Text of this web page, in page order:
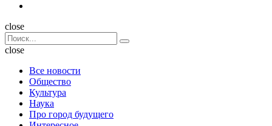
Поиск
close
Search
for:
Поиск
close
Все новости
Общество
Культура
Наука
Про город будущего